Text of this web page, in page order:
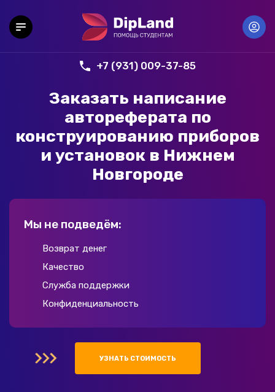
+7 (931) 009-37-85
Заказать написание
автореферата по
конструированию приборов
и установок в Нижнем
Новгороде
Мы не подведём:
Возврат денег
Качество
Служба поддержки
Конфиденциальность
УЗНАТЬ СТОИМОСТЬ